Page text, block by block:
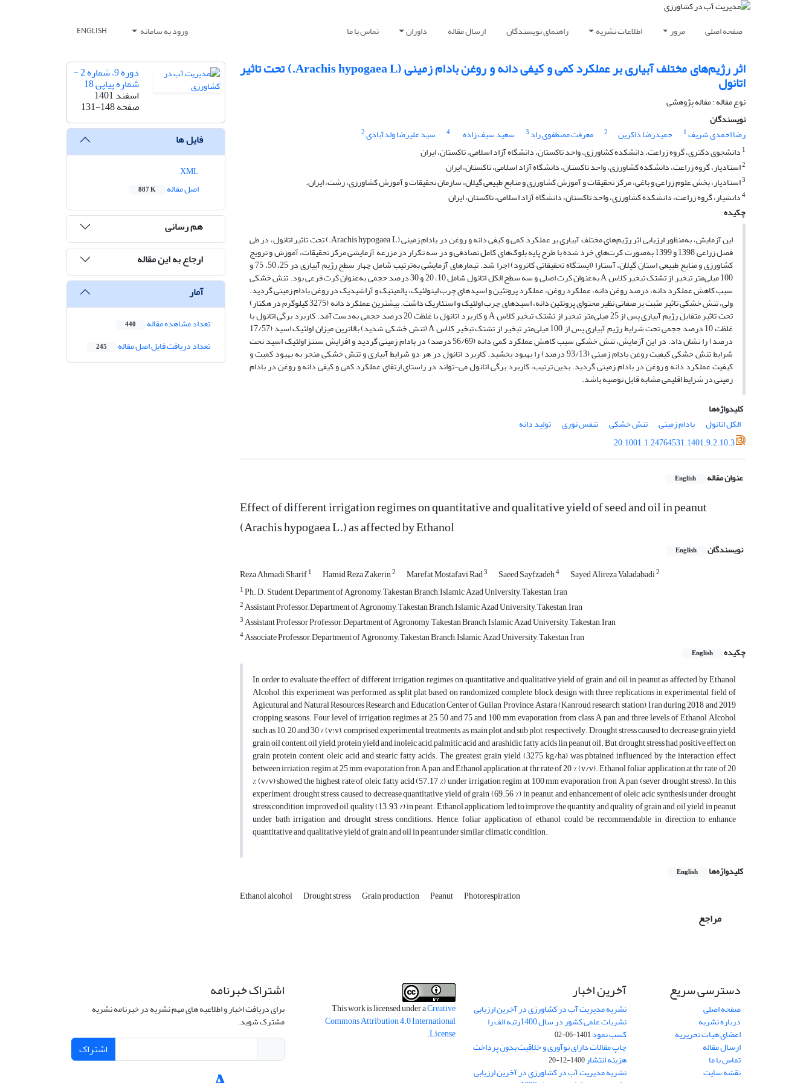
صفحه اصلی مرور اطلاعات نشریه راهنمای نویسندگان ارسال مقاله داوران تماس با ما ورود به سامانه ENGLISH
اثر رژیم‌های مختلف آبیاری بر عملکرد کمی و کیفی دانه و روغن بادام زمینی (Arachis hypogaea L.) تحت تاثیر
اتانول
نوع مقاله : مقاله پژوهشی
نویسندگان
رضا احمدی شریف1 حمیدرضا ذاکرین 2 معرفت مصطفوی راد 3 سعید سیف زاده 4 سید علیرضا ولدآبادی2
1 دانشجوی دکتری، گروه زراعت، دانشکده کشاورزی، واحد تاکستان، دانشگاه آزاد اسلامی، تاکستان، ایران
2استادیار، گروه زراعت، دانشکده کشاورزی، واحد تاکستان، دانشگاه آزاد اسلامی، تاکستان، ایران
3استادیار، بخش علوم زراعی و باغی، مرکز تحقیقات و آموزش کشاورزی و منابع طبیعی گیلان، سازمان تحقیقات و آموزش کشاورزی، رشت، ایران.
4دانشیار، گروه زراعت، دانشکده کشاورزی، واحد تاکستان، دانشگاه آزاد اسلامی، تاکستان، ایران
چکیده
این آزمایش، به‌منظور ارزیابی اثر رژیم‌های مختلف آبیاری بر عملکرد کمی و کیفی دانه و روغن در بادام زمینی (Arachis hypogaea L.) تحت تاثیر اتانول، در طی
فصل زراعی 1398 و 1399 به‌صورت کرت‌های خرد شده با طرح پایه بلوک‌های کامل تصادفی و در سه تکرار در مزرعه آزمایشی مرکز تحقیقات، آموزش و ترویج
کشاورزی و منابع طبیعی استان گیلان، آستارا (ایستگاه تحقیقاتی کانرود) اجرا شد. تیمارهای آزمایشی به‌ترتیب شامل چهار سطح رژیم آبیاری در 25، 50، 75 و
100 میلی‌متر تبخیر از تشتک تبخیر کلاس A به‌عنوان کرت اصلی و سه سطح الکل اتانول شامل 10، 20 و 30 درصد حجمی به‌عنوان کرت فرعی بود. تنش خشکی
سبب کاهش عملکرد دانه، درصد روغن دانه، عملکرد روغن، عملکرد پروتئین و اسیدهای چرب لینولئیک، پالمیتیک و آراشیدیک در روغن بادام زمینی گردید.
ولی، تنش خشکی تاثیر مثبت بر صفاتی نظیر محتوای پروتئین دانه، اسیدهای چرب اولئیک و استئاریک داشت. بیشترین عملکرد دانه (3275 کیلوگرم در هکتار)
تحت تاثیر متقابل رژیم آبیاری پس از 25 میلی‌متر تبخیر از تشتک تبخیر کلاس A و کاربرد اتانول با غلظت 20 درصد حجمی به‌دست آمد. کاربرد برگی اتانول با
غلظت 10 درصد حجمی تحت شرایط رژیم آبیاری پس از 100 میلی‌متر تبخیر از تشتک تبخیر کلاس A (تنش خشکی شدید) بالاترین میزان اولئیک اسید (17/57
درصد) را نشان داد. در این آزمایش، تنش خشکی سبب کاهش عملکرد کمی دانه (56/69 درصد) در بادام زمینی گردید و افزایش سنتز اولئیک اسید تحت
شرایط تنش خشکی کیفیت روغن بادام زمینی (93/13 درصد) را بهبود بخشید. کاربرد اتانول در هر دو شرایط آبیاری و تنش خشکی منجر به بهبود کمیت و
کیفیت عملکرد دانه و روغن در بادام زمینی گردید. بدین ترتیب، کاربرد برگی اتانول می-تواند در راستای ارتقای عملکرد کمی و کیفی دانه و روغن در بادام
زمینی در شرایط اقلیمی مشابه قابل توصیه ‌باشد.
کلیدواژه‌ها
الکل اتانول
بادام زمینی تنش خشکی تنفس نوری
تولید دانه
20.1001.1.24764531.1401.9.2.10.3
عنوان مقاله English
Effect of different irrigation regimes on quantitative and qualitative yield of seed and oil in peanut
(Arachis hypogaea L.) as affected by Ethanol
نویسندگان English
Reza Ahmadi Sharif1 Hamid Reza Zakerin2 Marefat Mostafavi Rad3 Saeed Sayfzadeh4 Sayed Alireza Valadabadi2
1Ph. D. Student, Department of Agronomy, Takestan Branch, Islamic Azad University, Takestan, Iran
2Assistant Professor, Department of Agronomy, Takestan Branch, Islamic Azad University, Takestan, Iran
3Assistant Professor Professor, Department of Agronomy, Takestan Branch, Islamic Azad University, Takestan, Iran
4Associate Professor, Department of Agronomy, Takestan Branch, Islamic Azad University, Takestan, Iran
چکیده
English
In order to evaluate the effect of different irrigation regimes on quantitative and qualitative yield of grain and oil in peanut as affected by Ethanol
Alcohol, this experiment was performed as split plat based on randomized complete block design with three replications in experimental field of
Agicutural and Natural Resources Research and Education Center of Guilan Province, Astara (Kanroud research station), Iran during 2018 and 2019
cropping seasons. Four level of irrigation regimes at 25, 50 and 75 and 100 mm evaporation from class A pan and three levels of Ethanol Alcohol
such as 10, 20 and 30 % (v:v), comprised experimental treatments, as main plot and sub plot, respectively. Drought stress caused to decrease grain yield,
grain oil content, oil yield, protein yield and inoleic acid, palmitic acid and arashidic fatty acids lin peanut oil. But, drought stress had positive effect on
grain protein content, oleic acid and stearic fatty acids. The greatest grain yield (3275 kg/ha) was pbtained influenced by the interaction effect
between irriation regim at 25 mm evaporation fron A pan and Ethanol application at thr rate of 20 % (v/v). Ethanol foliar application at thr rate of 20
% (v/v) showed the highest rate of oleic fatty acid (57.17 %) under irrigation regim at 100 mm evaporation fron A pan (sever drought stress). In this
experiment, drought stress caused to decrease quantitative yield of grain (69.56 %) in peanut and enhancement of oleic acic synthesis under drought
stress condition improved oil quality (13.93 %) in peant. Ethanol applicatiom led to improve the quantity and quality of grain and oil yield in peanut
under bath irrigation and drought stress conditions. Hence, foliar application of ethanol could be recommendable in direction to enhance
quantitative and qualitative yield of grain and oil in peant under similar climatic condition.
کلیدواژه‌ها English
Ethanol alcohol Drought stress Grain production Peanut Photorespiration
مراجع
دوره 9، شماره 2 -
شماره پیاپی 18
اسفند 1401
صفحه131-148
فایل ها
اصل مقاله
887 K
هم رسانی
ارجاع به این مقاله
آمار
تعداد مشاهده مقاله 440
تعداد دریافت فایل اصل مقاله 245
دسترسی سریع
صفحه اصلی
درباره نشریه
اعضای هیات تحریریه
ارسال مقاله
تماس با ما
نقشه سایت
آخرین اخبار
نشریه مدیریت آب در کشاورزی در آخرین ارزیابی
نشریات علمی کشور در سال 1400رتبه الف را
کسب نمود1401-06-02
چاپ مقالات دارای نوآوری و خلاقیت بدون پرداخت
هزینه انتشار1400-12-20
نشریه مدیریت آب در کشاورزی در آخرین ارزیابی
This work is licensed under aCreative
Commons Attribution 4.0 International
License
.
اشتراک خبرنامه
برای دریافت اخبار و اطلاعیه های مهم نشریه در خبرنامه نشریه
مشترک شوید.
اشتراک